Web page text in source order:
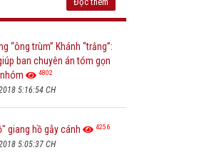
“ông trùm” Khánh “trắng”:
ban chuyên án tóm gọn
4802
5:16:54 CH
giang hồ gẫy cánh 4256
5:05:37 CH